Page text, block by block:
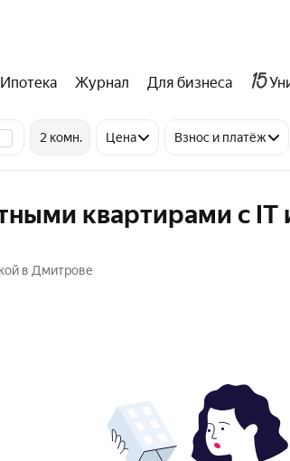
Ипотека Журнал Для бизнеса
2 комн. Цена Взнос и платёж
квартирами с IT
в Дмитрове